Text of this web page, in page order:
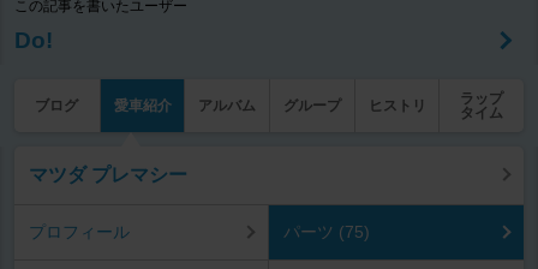
この記事を書いたユーザー
Do!
ブログ 愛車紹介 アルバム グループ ヒストリ
ラップ
タイム
マツダ プレマシー
プロフィール パーツ (75)